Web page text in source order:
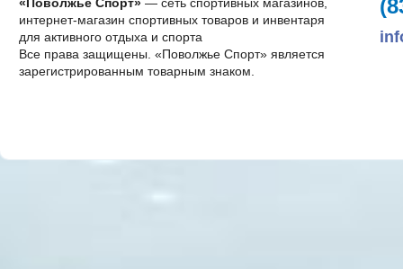
интернет-магазин спортивных товаров и инвентаря
для активного отдыха и спорта
Все права защищены. «Поволжье Спорт» является
зарегистрированным товарным знаком.